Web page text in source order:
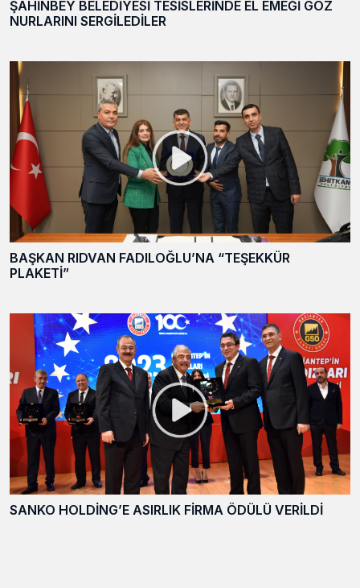
ŞAHİNBEY BELEDİYESİ TESİSLERİNDE EL EMEĞİ GÖZ
NURLARINI SERGİLEDİLER
BAŞKAN RIDVAN FADILOĞLU’NA “TEŞEKKÜR
PLAKETİ”
SANKO HOLDİNG’E ASIRLIK FİRMA ÖDÜLÜ VERİLDİ